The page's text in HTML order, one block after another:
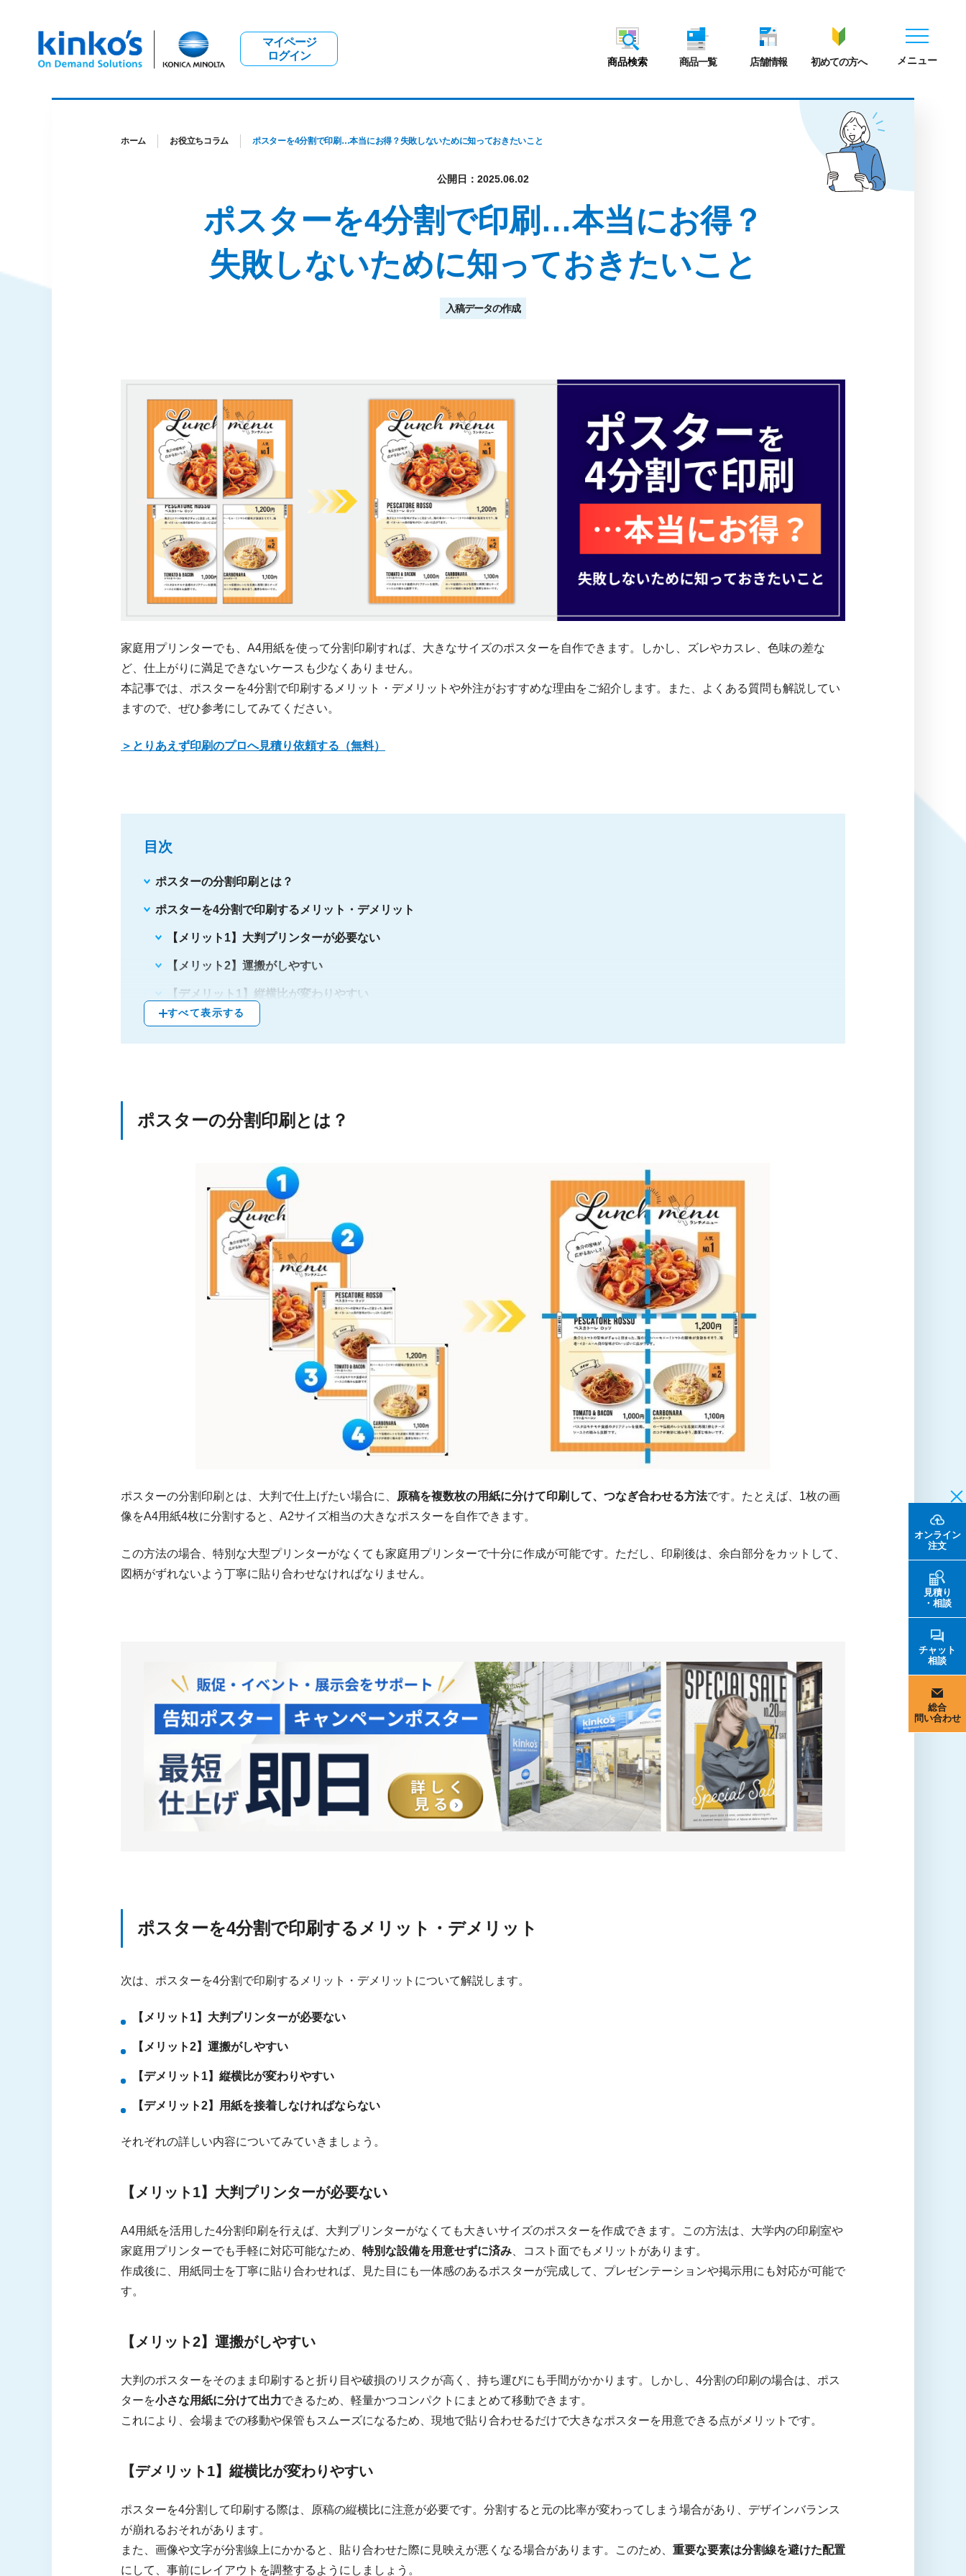
マイページ
ログイン
商品検索 商品一覧 店舗情報 初めての方へ メニュー
オンライン
注文
見積り
・相談
チャット
相談
総合
問い合わせ
ホーム お役立ちコラム ポスターを4分割で印刷…本当にお得？失敗しないために知っておきたいこと
公開日：2025.06.02
ポスターを4分割で印刷…本当にお得？
失敗しないために知っておきたいこと
入稿データの作成
家庭用プリンターでも、A4用紙を使って分割印刷すれば、大きなサイズのポスターを自作できます。しかし、ズレやカスレ、色味の差な
ど、仕上がりに満足できないケースも少なくありません。
本記事では、ポスターを4分割で印刷するメリット・デメリットや外注がおすすめな理由をご紹介します。また、よくある質問も解説してい
ますので、ぜひ参考にしてみてください。
＞とりあえず印刷のプロへ見積り依頼する（無料）
目次
ポスターの分割印刷とは？
ポスターを4分割で印刷するメリット・デメリット
【メリット1】大判プリンターが必要ない
【メリット2】運搬がしやすい
【デメリット1】縦横比が変わりやすい
【デメリット2】用紙を接着しなければならない
（印刷面）高品質・完成度重視ならプロが圧倒的に有利
（効率面）手間と時間の効率を考えるとプロ依頼がラク
（コスト面）枚数と仕上がりで判断
ポスター 4分割でよくある3つの質問
質問① 一般的なポスターのサイズは？
質問② ポスター印刷に使われる紙の種類は？
質問③ 印刷会社を選ぶ際のポイントは？
すべて表示する
ポスターの分割印刷とは？
ポスターの分割印刷とは、大判で仕上げたい場合に、 原稿を複数枚の用紙に分けて印刷して、つなぎ合わせる方法です。たとえば、1枚の画
像をA4用紙4枚に分割すると、A2サイズ相当の大きなポスターを自作できます。
この方法の場合、特別な大型プリンターがなくても家庭用プリンターで十分に作成が可能です。ただし、印刷後は、余白部分をカットして、
図柄がずれないよう丁寧に貼り合わせなければなりません。
ポスターを4分割で印刷するメリット・デメリット
次は、ポスターを4分割で印刷するメリット・デメリットについて解説します。
【メリット1】大判プリンターが必要ない
【メリット2】運搬がしやすい
【デメリット1】縦横比が変わりやすい
【デメリット2】用紙を接着しなければならない
それぞれの詳しい内容についてみていきましょう。
【メリット1】大判プリンターが必要ない
A4用紙を活用した4分割印刷を行えば、大判プリンターがなくても大きいサイズのポスターを作成できます。この方法は、大学内の印刷室や
家庭用プリンターでも手軽に対応可能なため、 特別な設備を用意せずに済み 、コスト面でもメリットがあります。
作成後に、用紙同士を丁寧に貼り合わせれば、見た目にも一体感のあるポスターが完成して、プレゼンテーションや掲示用にも対応が可能で
す。
【メリット2】運搬がしやすい
大判のポスターをそのまま印刷すると折り目や破損のリスクが高く、持ち運びにも手間がかかります。しかし、4分割の印刷の場合は、ポス
ターを小さな用紙に分けて出力できるため、軽量かつコンパクトにまとめて移動できます。
これにより、会場までの移動や保管もスムーズになるため、現地で貼り合わせるだけで大きなポスターを用意できる点がメリットです。
【デメリット1】縦横比が変わりやすい
ポスターを4分割して印刷する際は、原稿の縦横比に注意が必要です。分割すると元の比率が変わってしまう場合があり、デザインバランス
が崩れるおそれがあります。
また、画像や文字が分割線上にかかると、貼り合わせた際に見映えが悪くなる場合があります。このため、 重要な要素は分割線を避けた配置
にして、事前にレイアウトを調整するようにしましょう。